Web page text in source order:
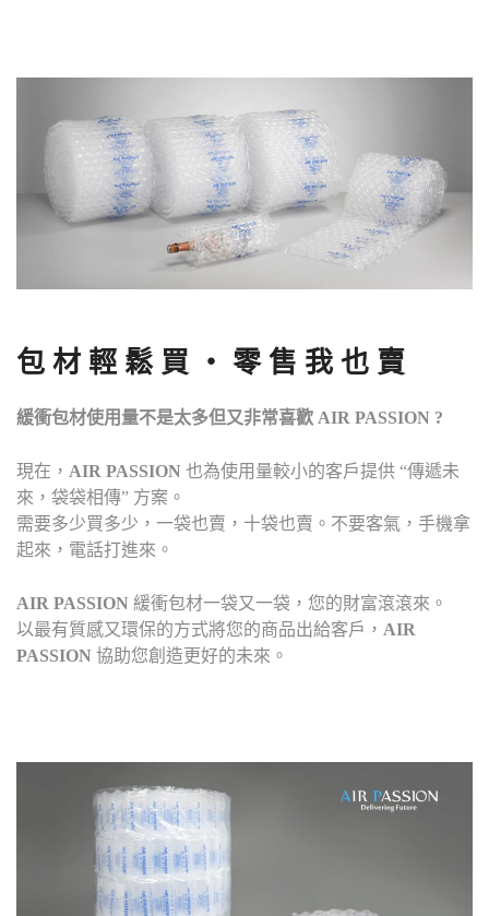
包 材 輕 鬆 買 ‧ 零 售 我 也 賣
緩衝包材使用量不是太多但又非常喜歡 AIR PASSION ?
現在， AIR PASSION 也為使用量較小的客戶提供 “傳遞未
來，袋袋相傳” 方案。
需要多少買多少，一袋也賣，十袋也賣。不要客氣，手機拿
起來，電話打進來。
AIR PASSION 緩衝包材一袋又一袋，您的財富滾滾來。
以最有質感又環保的方式將您的商品出給客戶， AIR
PASSION 協助您創造更好的未來。